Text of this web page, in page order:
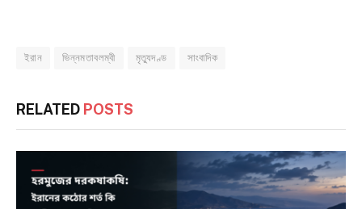
ইরান ভিন্নমতাবলম্বী মৃত্যুদণ্ড সাংবাদিক
RELATED POSTS